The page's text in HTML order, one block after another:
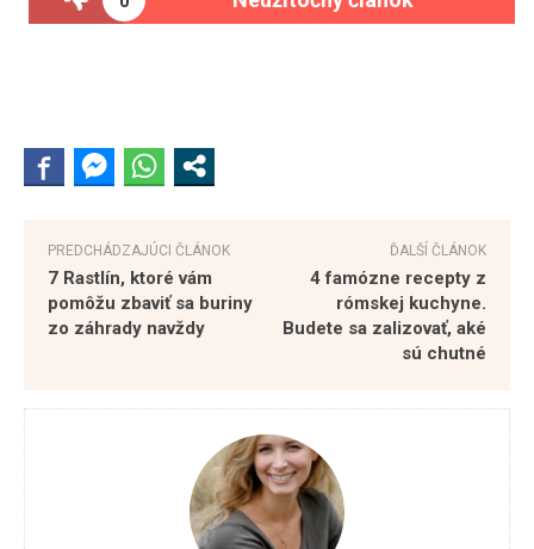
PREDCHÁDZAJÚCI ČLÁNOK
7 Rastlín, ktoré vám
pomôžu zbaviť sa buriny
zo záhrady navždy
ĎALŠÍ ČLÁNOK
4 famózne recepty z
rómskej kuchyne.
Budete sa zalizovať, aké
sú chutné